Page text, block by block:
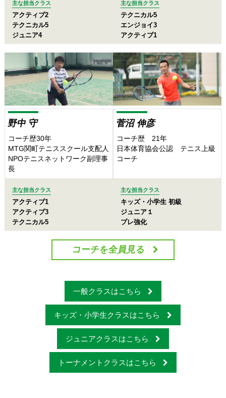
主な担当クラス
アクティブ2
テクニカル5
ジュニア4
主な担当クラス
テクニカル5
エンジョイ3
アクティブ1
野中 守
コーチ歴30年
MTG関町テニススクール支配人
NPOテニスネットワーク副理事
長
主な担当クラス
アクティブ1
アクティブ3
テクニカル5
菅沼 伸彦
コーチ歴 21年
日本体育協会公認 テニス上級
コーチ
主な担当クラス
キッズ・小学生 初級
ジュニア１
プレ強化
コーチを全員見る
一般クラスはこちら
キッズ・小学生クラスはこちら
ジュニアクラスはこちら
トーナメントクラスはこちら